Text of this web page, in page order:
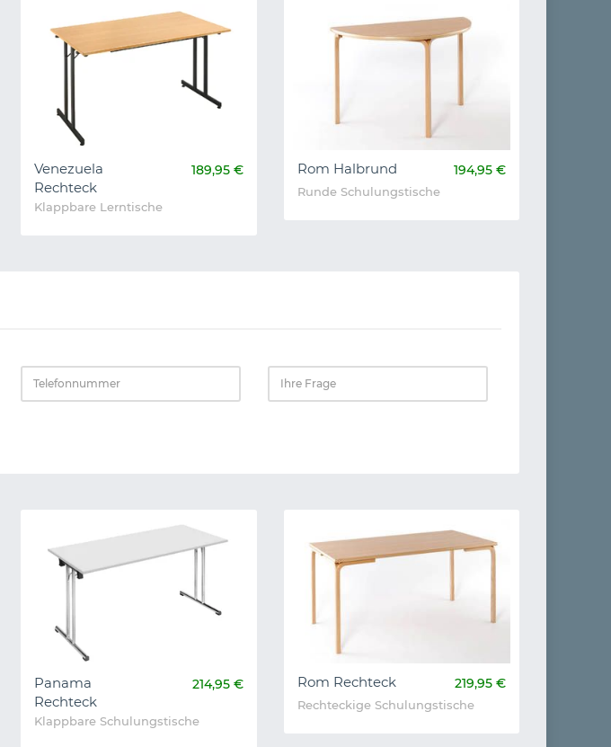
Venezuela
Rechteck
189,95 €
Klappbare Lerntische
Rom Halbrund 194,95 €
Runde Schulungstische
Panama
Rechteck
214,95 €
Klappbare Schulungstische
Rom Rechteck 219,95 €
Rechteckige Schulungstische